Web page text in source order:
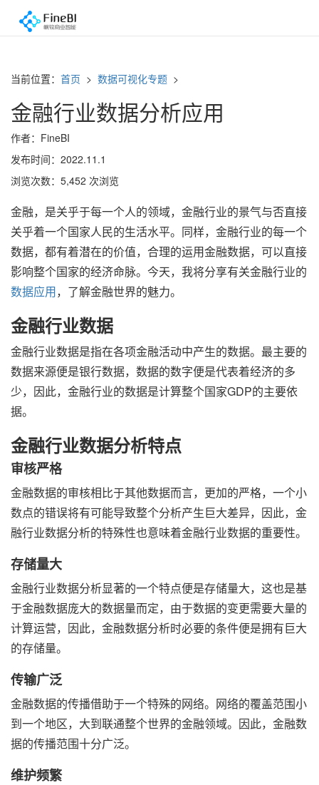
当前位置： 首页 > 数据可视化专题 >
金融行业数据分析应用
作者：FineBI
发布时间：2022.11.1
浏览次数：5,452 次浏览
金融，是关乎于每一个人的领域，金融行业的景气与否直接
关乎着一个国家人民的生活水平。同样，金融行业的每一个
数据，都有着潜在的价值，合理的运用金融数据，可以直接
影响整个国家的经济命脉。今天，我将分享有关金融行业的
数据应用，了解金融世界的魅力。
金融行业数据
金融行业数据是指在各项金融活动中产生的数据。最主要的
数据来源便是银行数据，数据的数字便是代表着经济的多
少，因此，金融行业的数据是计算整个国家GDP的主要依
据。
金融行业数据分析特点
审核严格
金融数据的审核相比于其他数据而言，更加的严格，一个小
数点的错误将有可能导致整个分析产生巨大差异，因此，金
融行业数据分析的特殊性也意味着金融行业数据的重要性。
存储量大
金融行业数据分析显著的一个特点便是存储量大，这也是基
于金融数据庞大的数据量而定，由于数据的变更需要大量的
计算运营，因此，金融数据分析时必要的条件便是拥有巨大
的存储量。
传输广泛
金融数据的传播借助于一个特殊的网络。网络的覆盖范围小
到一个地区，大到联通整个世界的金融领域。因此，金融数
据的传播范围十分广泛。
维护频繁